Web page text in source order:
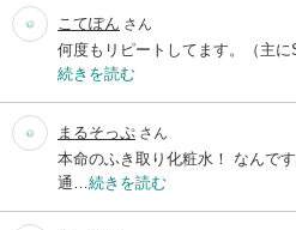
こてぽん さん
何度もリピートしてます。（主
続きを読む
まるそっぷ さん
本命のふき取り化粧水！ なんで
通… 続きを読む